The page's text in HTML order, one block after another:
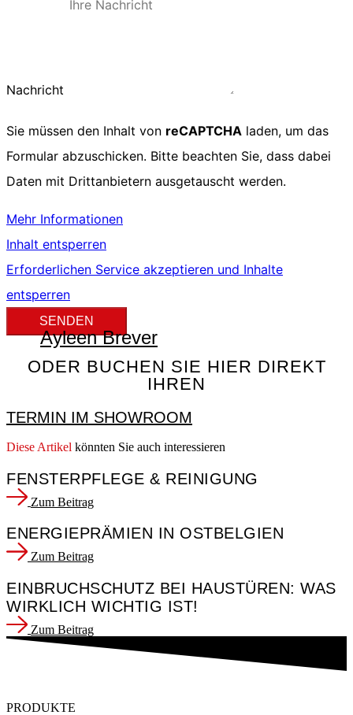
Nachricht
Sie müssen den Inhalt von reCAPTCHA laden, um das
Formular abzuschicken. Bitte beachten Sie, dass dabei
Daten mit Drittanbietern ausgetauscht werden.
Mehr Informationen
Inhalt entsperren
Erforderlichen Service akzeptieren und Inhalte
entsperren
SENDEN
ODER BUCHEN SIE HIER DIREKT
IHREN
TERMIN IM SHOWROOM
Ayleen Brever
Diese Artikel könnten Sie auch interessieren
FENSTERPFLEGE & REINIGUNG
Zum Beitrag
ENERGIEPRÄMIEN IN OSTBELGIEN
Zum Beitrag
EINBRUCHSCHUTZ BEI HAUSTÜREN: WAS
WIRKLICH WICHTIG IST!
Zum Beitrag
PRODUKTE